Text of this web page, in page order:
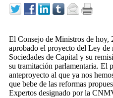
El Consejo de Ministros de hoy,
aprobado el proyecto del Ley de
Sociedades de Capital y su
su tramitación parlamentaria. El
anteproyecto al que ya nos
que bebe de las reformas
Expertos designado por la